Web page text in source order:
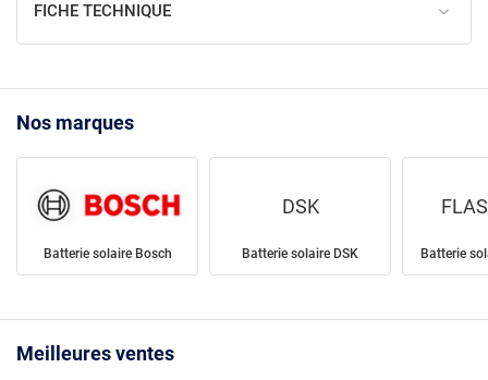
FICHE TECHNIQUE
Nos marques
Batterie solaire Bosch
DSK
Batterie solaire DSK Batterie
Meilleures ventes